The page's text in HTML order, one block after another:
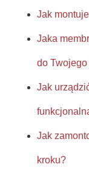
Jak
Jaka
do
Jak
Jak
kroku?